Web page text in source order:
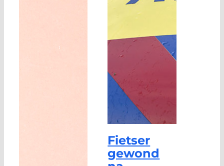
Fietser
gewond